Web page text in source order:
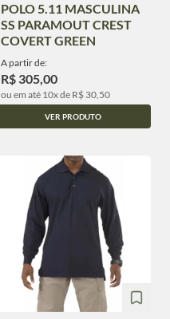
POLO 5.11 MASCULINA
SS PARAMOUT CREST
COVERT GREEN
A partir de:
R$ 305,00
ou em até 10x de R$ 30,50
VER PRODUTO